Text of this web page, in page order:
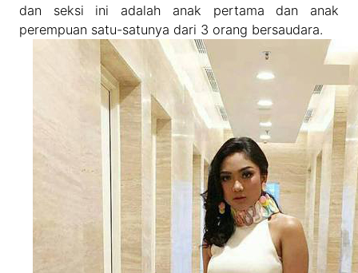
dan seksi ini adalah anak pertama dan anak
perempuan satu-satunya dari 3 orang bersaudara.